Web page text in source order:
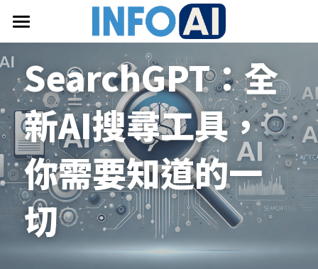
首頁
關於InfoAI
訂閱電子報
最新文章
搜索
email聯絡
SearchGPT：全
新AI搜尋工具，
你需要知道的一
切